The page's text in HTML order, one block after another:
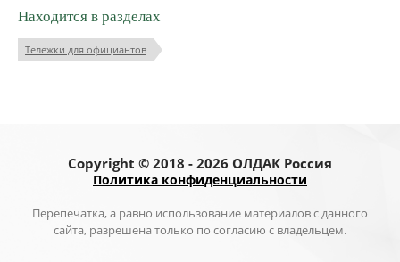
Находится в разделах
Тележки для официантов
Copyright © 2018 - 2026 ОЛДАК Россия
Политика конфиденциальности
Перепечатка, а равно использование материалов с данного
сайта, разрешена только по согласию с владельцем.